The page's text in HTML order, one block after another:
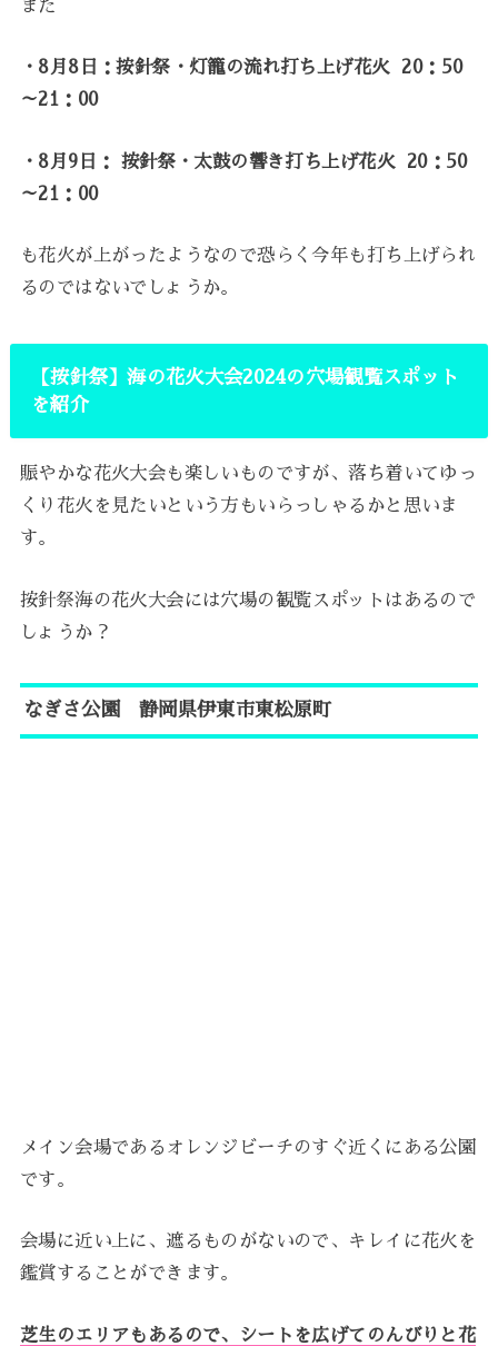
また
・8月8日：按針祭・灯籠の流れ打ち上げ花火 20：50
～21：00
・8月9日： 按針祭・太鼓の響き打ち上げ花火 20：50
～21：00
も花火が上がったようなので恐らく今年も打ち上げられ
るのではないでしょうか。
【按針祭】海の花火大会2024の穴場観覧スポット
を紹介
賑やかな花火大会も楽しいものですが、落ち着いてゆっ
くり花火を見たいという方もいらっしゃるかと思いま
す。
按針祭海の花火大会には穴場の観覧スポットはあるので
しょうか？
なぎさ公園 静岡県伊東市東松原町
メイン会場であるオレンジビーチのすぐ近くにある公園
です。
会場に近い上に、遮るものがないので、キレイに花火を
鑑賞することができます。
芝生のエリアもあるので、シートを広げてのんびりと花